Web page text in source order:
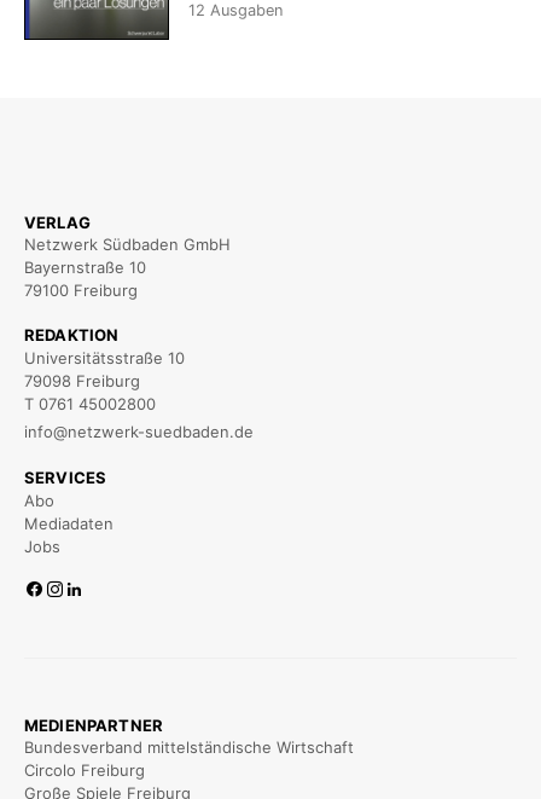
12 Ausgaben
VERLAG
Netzwerk Südbaden GmbH
Bayernstraße 10
79100 Freiburg
REDAKTION
Universitätsstraße 10
79098 Freiburg
T 0761 45002800
info@netzwerk-suedbaden.de
SERVICES
Abo
Mediadaten
Jobs
MEDIENPARTNER
Bundesverband mittelständische Wirtschaft
Circolo Freiburg
Große Spiele Freiburg